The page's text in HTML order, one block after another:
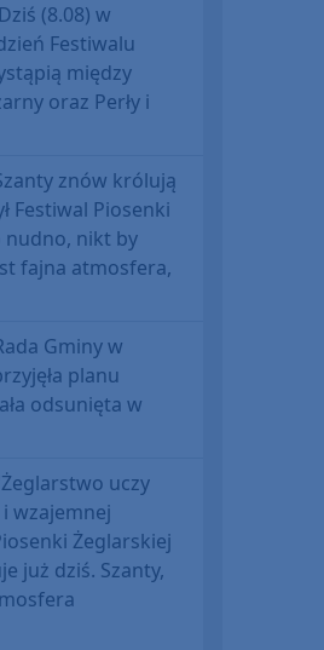
Dziś (8.08) w
Festiwalu
między
oraz Perły i
znów królują
Festiwal Piosenki
nudno, nikt by
fajna atmosfera,
Gminy w
planu
odsunięta w
uczy
wzajemnej
Żeglarskiej
już dziś. Szanty,